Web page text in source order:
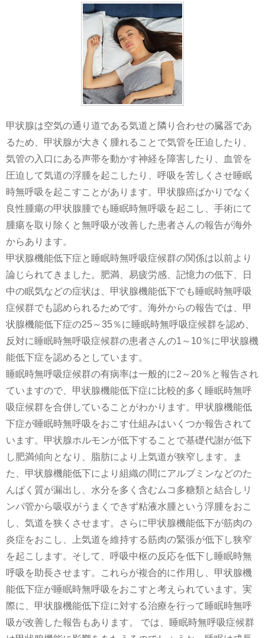
甲状腺は空気の通り道である気道と隣り合わせの臓器であ
るため、甲状腺が大きく腫れることで気管を圧迫したり、
気管の入口にある声帯を動かす神経を障害したり、血管を
圧迫して気道の浮腫を起こしたり、呼吸を苦しくさせ睡眠
時無呼吸を起こすことがあります。甲状腺癌ばかりでなく
良性腫瘍の甲状腺腫でも睡眠時無呼吸を起こし、手術にて
腫瘍を取り除くと無呼吸が改善した患者さんの報告が海外
からあります。
甲状腺機能低下症と睡眠時無呼吸症候群の関係は以前より
論じられてきました。肥満、易疲労感、記憶力の低下、日
中の眠気などの症状は、甲状腺機能低下でも睡眠時無呼吸
症候群でも認められるためです。海外からの報告では、甲
状腺機能低下症の25～35％に睡眠時無呼吸症候群を認め、
反対に睡眠時無呼吸症候群の患者さんの1～10％に甲状腺機
能低下症を認めるとしています。
睡眠時無呼吸症候群の有病率は一般的に2～20％と報告され
ていますので、甲状腺機能低下症に比較的多く睡眠時無呼
吸症候群を合併していることがわかります。甲状腺機能低
下症が睡眠時無呼吸をおこす仕組みはいくつか報告されて
います。甲状腺ホルモンが低下することで基礎代謝が低下
し肥満傾向となり、脂肪により上気道が狭窄します。ま
た、甲状腺機能低下により組織の間にアルブミンなどのた
んぱく質が漏出し、水分を多く含むムコ多糖類と結合しリ
ンパ管から吸収がうまくできず粘液水腫という浮腫をおこ
し、気道を狭くさせます。さらに甲状腺機能低下が筋肉の
炎症をおこし、上気道を維持する筋肉の緊張が低下し狭窄
を起こします。そして、呼吸中枢の反応を低下し睡眠時無
呼吸を助長させます。これらが複合的に作用し、甲状腺機
能低下症が睡眠時無呼吸をおこすと考えられています。実
際に、甲状腺機能低下症に対する治療を行って睡眠時無呼
吸が改善した報告もあります。 では、睡眠時無呼吸症候群